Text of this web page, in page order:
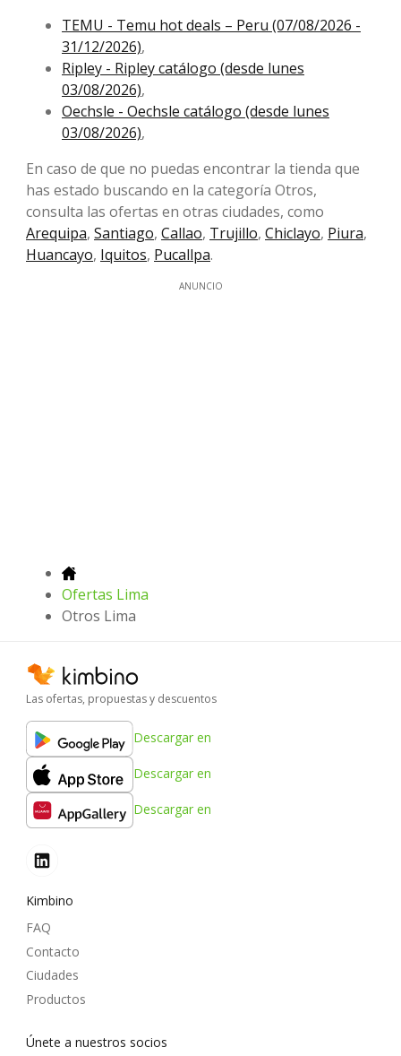
TEMU - Temu hot deals – Peru (07/08/2026 -
31/12/2026),
Ripley - Ripley catálogo (desde lunes
03/08/2026),
Oechsle - Oechsle catálogo (desde lunes
03/08/2026),
En caso de que no puedas encontrar la tienda que
has estado buscando en la categoría Otros,
consulta las ofertas en otras ciudades, como
Arequipa, Santiago, Callao, Trujillo, Chiclayo, Piura,
Huancayo, Iquitos, Pucallpa.
ANUNCIO
Ofertas Lima
Otros Lima
Las ofertas, propuestas y descuentos
Descargar en
Descargar en
Descargar en
Kimbino
FAQ
Contacto
Ciudades
Productos
Únete a nuestros socios